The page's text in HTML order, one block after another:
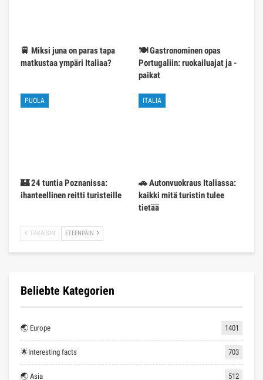
🚆 Miksi juna on paras tapa
matkustaa ympäri Italiaa?
🍽️ Gastronominen opas
Portugaliin: ruokailuajat ja -
paikat
PUOLA
🏰 24 tuntia Poznanissa:
ihanteellinen reitti turisteille
ITALIA
🚗 Autonvuokraus Italiassa:
kaikki mitä turistin tulee
tietää
TAKAISIN ETEENPÄIN
Beliebte Kategorien
🌏 Europe 1401
🌟Interesting facts 703
🌏 Asia 512